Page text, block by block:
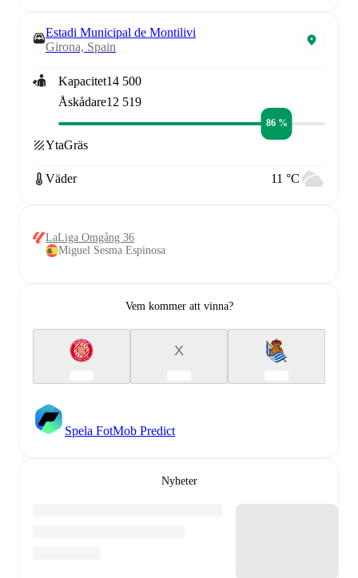
Estadi Municipal de Montilivi
Girona, Spain
Kapacitet14 500
Åskådare12 519
86 %
YtaGräs
Väder 11 °C
LaLiga Omgång 36
Miguel Sesma Espinosa
Vem kommer att vinna?
X
Spela FotMob Predict
Nyheter